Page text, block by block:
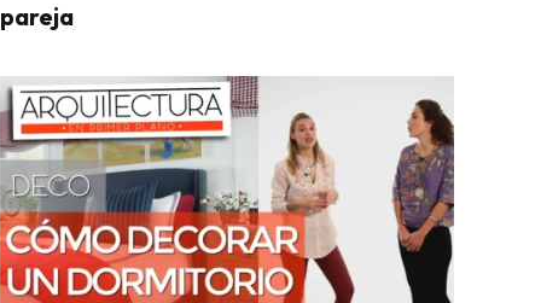
pareja